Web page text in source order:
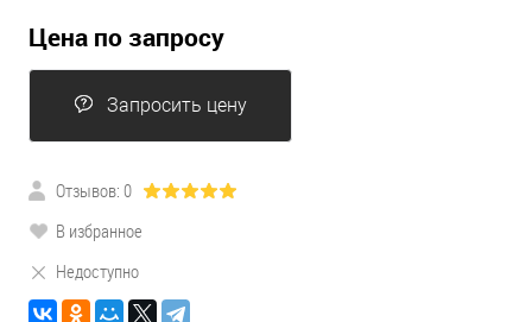
Цена по запросу
Запросить цену
Отзывов: 0
В избранное
Недоступно